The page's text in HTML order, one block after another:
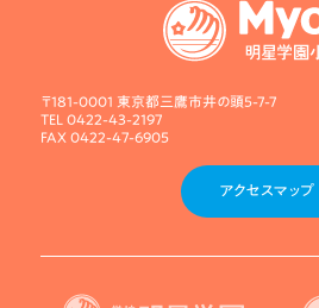
〒181-0001 東京都三鷹市井の頭5-7-7
TEL 0422-43-2197
FAX 0422-47-6905
アクセスマップ